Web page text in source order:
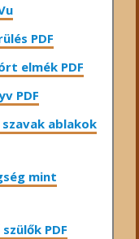
PDF
elmék PDF
PDF
szavak ablakok
mint
PDF